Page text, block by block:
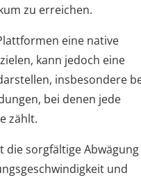
zu erreichen.
eine native
kann jedoch eine
insbesondere
bei denen jede
zählt.
die sorgfältige Abwägung
und